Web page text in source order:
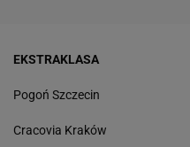
EKSTRAKLASA
Pogoń Szczecin
Cracovia Kraków